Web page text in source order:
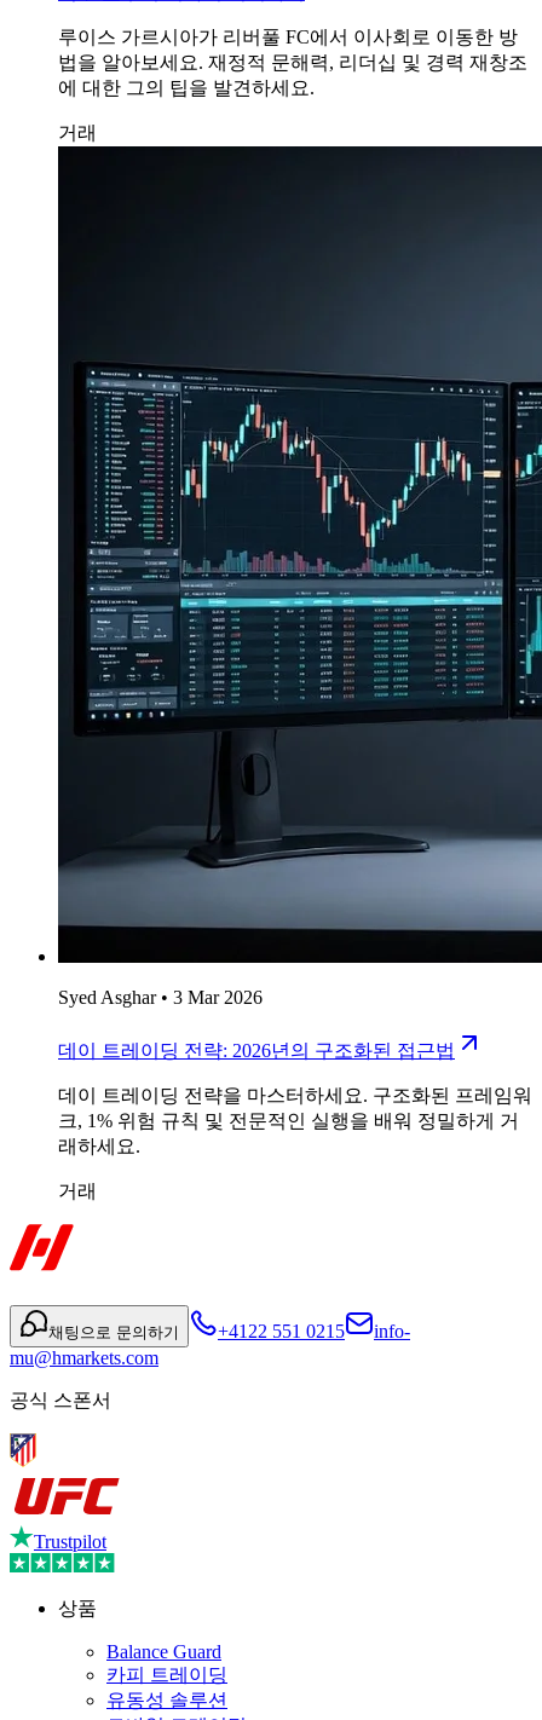
루이스 가르시아가 리버풀 FC에서 이사회로 이동한 방
법을 알아보세요. 재정적 문해력, 리더십 및 경력 재창조
에 대한 그의 팁을 발견하세요.
거래
Syed Asghar• 3 Mar 2026
데이 트레이딩 전략: 2026년의 구조화된 접근법
데이 트레이딩 전략을 마스터하세요. 구조화된 프레임워
크, 1% 위험 규칙 및 전문적인 실행을 배워 정밀하게 거
래하세요.
거래
채팅으로 문의하기 +4122 551 0215
info-
mu@hmarkets.com
공식 스폰서
Trustpilot
상품
Balance Guard
카피 트레이딩
유동성 솔루션